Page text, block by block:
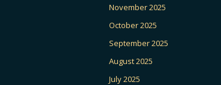
November 2025
October 2025
September 2025
August 2025
July 2025